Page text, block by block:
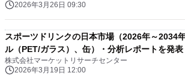
2026年3月26日 09:30
スポーツドリンクの日本市場（2026年～2034
ル（PET/ガラス）、缶）・分析レポートを発表
株式会社マーケットリサーチセンター
2026年3月19日 12:00